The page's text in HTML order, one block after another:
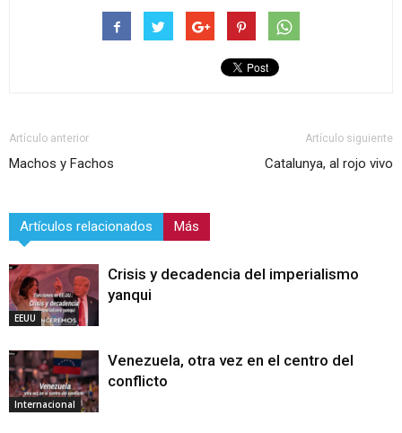
Artículo anterior
Machos y Fachos
Artículo siguiente
Catalunya, al rojo vivo
Artículos relacionados Más
EEUU
Crisis y decadencia del imperialismo
yanqui
Internacional
Venezuela, otra vez en el centro del
conflicto